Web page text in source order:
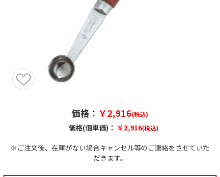
価格： ￥2,916(税込)
価格(個単価)： ￥2,916(税込)
※ご注文後、在庫がない場合キャンセル等のご連絡をさせていた
だきます。